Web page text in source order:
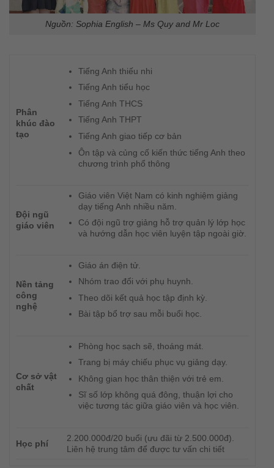
Nguồn: Sophia English – Ms Quy and Mr Loc
Phân
khúc đào
tạo
Tiếng Anh thiếu nhi
Tiếng Anh tiểu học
Tiếng Anh THCS
Tiếng Anh THPT
Tiếng Anh giao tiếp cơ bản
Ôn tập và củng cố kiến thức tiếng Anh theo
chương trình phổ thông
Đội ngũ
giáo viên
Giáo viên Việt Nam có kinh nghiệm giảng
dạy tiếng Anh nhiều năm.
Có đội ngũ trợ giảng hỗ trợ quản lý lớp học
và hướng dẫn học viên luyện tập ngoài giờ.
Nền tảng
công
nghệ
Giáo án điện tử.
Nhóm trao đổi với phụ huynh.
Theo dõi kết quả học tập định kỳ.
Bài tập bổ trợ sau mỗi buổi học.
Cơ sở vật
chất
Phòng học sạch sẽ, thoáng mát.
Trang bị máy chiếu phục vụ giảng dạy.
Không gian học thân thiện với trẻ em.
Sĩ số lớp không quá đông, thuận lợi cho
việc tương tác giữa giáo viên và học viên.
Học phí
2.200.000đ/20 buổi (ưu đãi từ 2.500.000đ).
Liên hệ trung tâm để được tư vấn chi tiết